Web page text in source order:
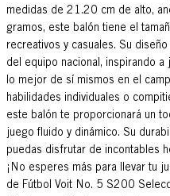
medidas de 21.20 cm de alto,
gramos, este balón tiene el
recreativos y casuales. Su
del equipo nacional, inspirando
lo mejor de sí mismos en el
habilidades individuales o
este balón te proporcionará un
juego fluido y dinámico. Su
puedas disfrutar de incontables
¡No esperes más para llevar tu
de Fútbol Voit No. 5 S200